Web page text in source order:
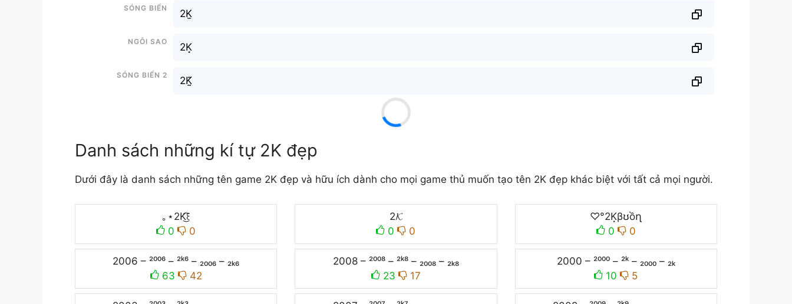
Sóng biển
2K̫
Ngôi sao
2K͙
Sóng biển 2
2K̰̃
Danh sách những kí tự 2K đẹp
Dưới đây là danh sách những tên game 2K đẹp và hữu ích dành cho mọi game thủ muốn tạo tên 2K đẹp khác biệt với tất cả mọi người.
｡⋆2K͜͡꒰
0
0
2𝓚
0
0
♡°2K͙βʊồղ
0
0
2006 – ²⁰⁰⁶ – ²ᵏ⁶ – ₂₀₀₆ – ₂ₖ₆
63
42
2008 – ²⁰⁰⁸ – ²ᵏ⁸ – ₂₀₀₈ – ₂ₖ₈
23
17
2000 – ²⁰⁰⁰ – ²ᵏ – ₂₀₀₀ – ₂ₖ
10
5